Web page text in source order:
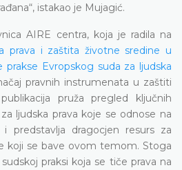
istakao je Mujagić.
AIRE centra, koja je radila na
prava i zaštita životne sredine u
prakse Evropskog suda za ljudska
pravnih instrumenata u zaštiti
pruža pregled ključnih
ljudska prava koje se odnose na
predstavlja dragocjen resurs za
koji se bave ovom temom. Stoga
praksi koja se tiče prava na